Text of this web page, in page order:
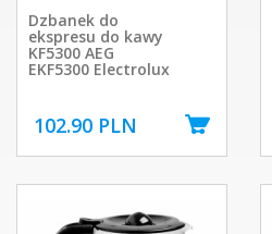
Dzbanek do
ekspresu do kawy
KF5300 AEG
EKF5300 Electrolux
102.90 PLN